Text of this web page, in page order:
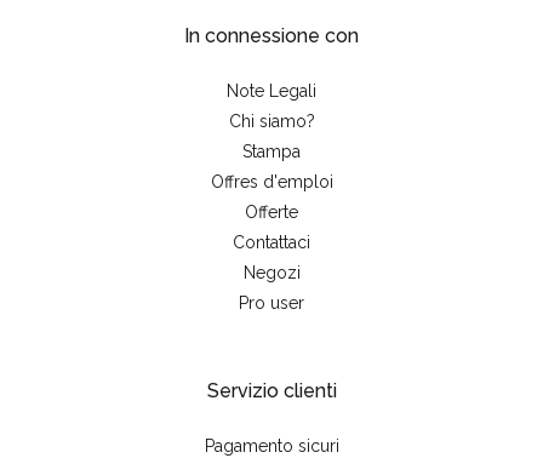
In connessione con
Note Legali
Chi siamo?
Stampa
Offres d'emploi
Offerte
Contattaci
Negozi
Pro user
Servizio clienti
Pagamento sicuri